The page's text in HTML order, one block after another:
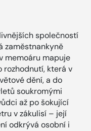
společností
zaměstnankyně
memoáru mapuje
rozhodnutí, která v
dění, a do
soukromými
až po šokující
v zákulisí – její
odkrývá osobní i